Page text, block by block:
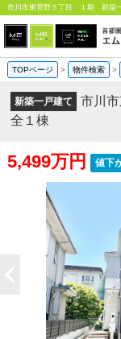
TOPページ > 物件検索 >
新築一戸建て
市川
全１棟
5,499万円 値下